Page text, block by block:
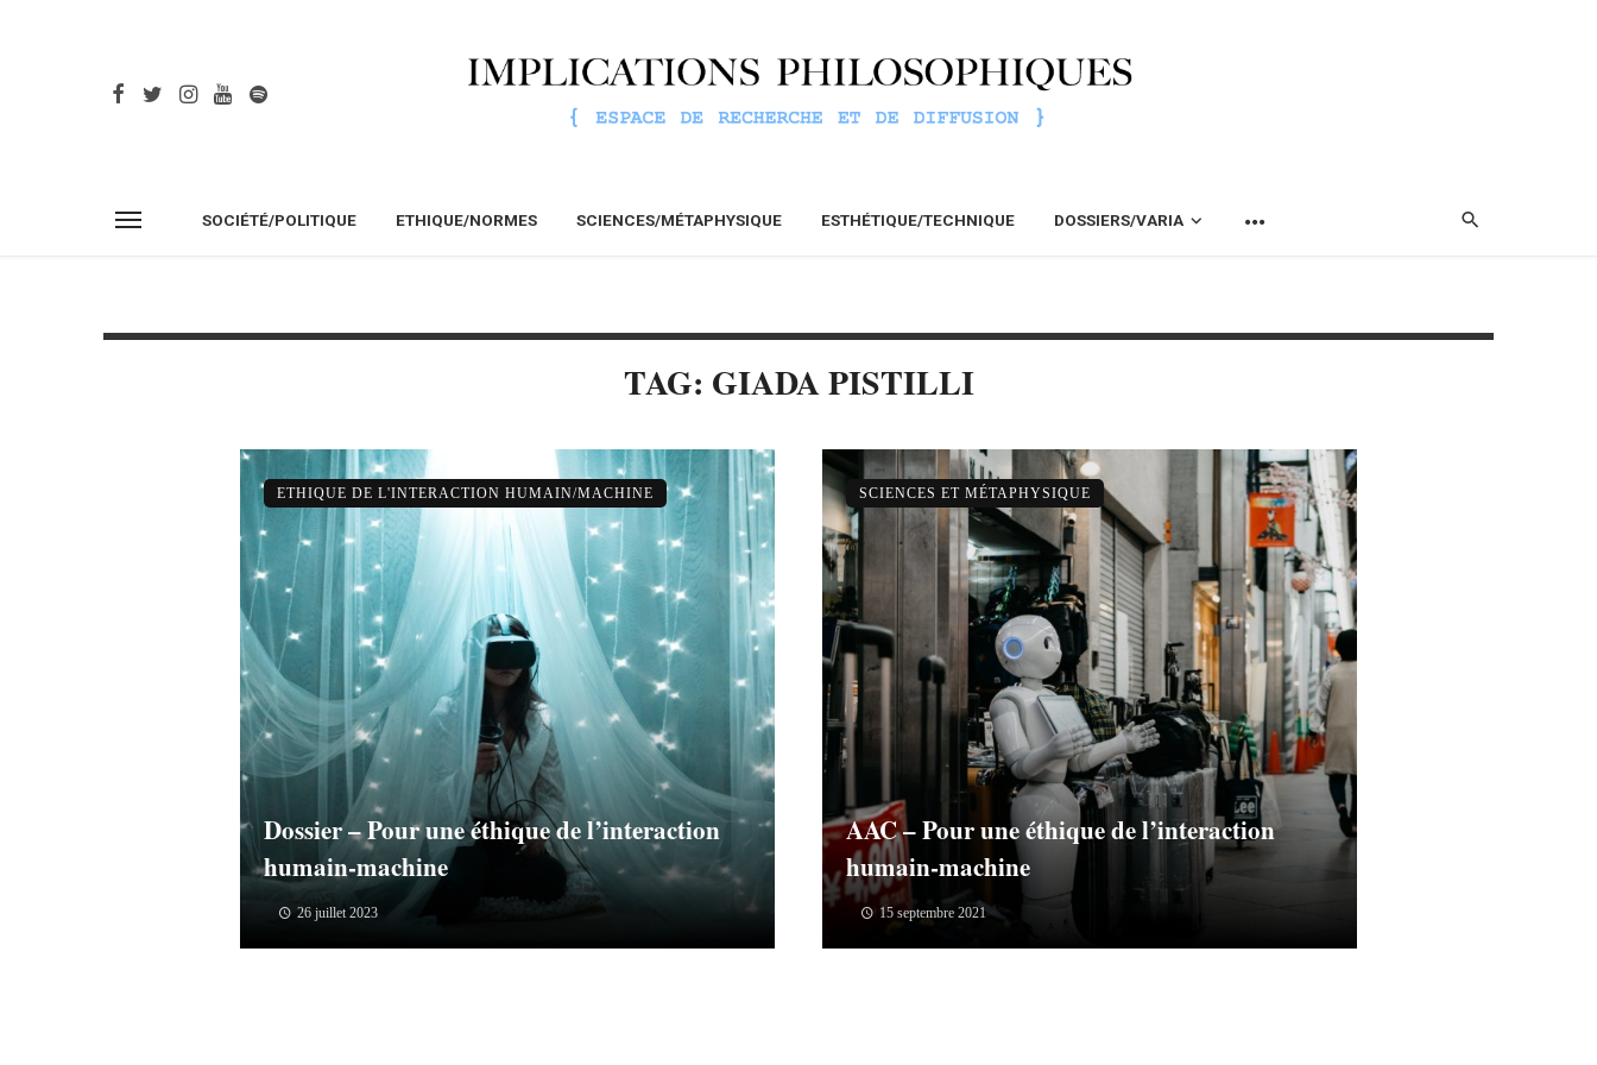
SOCIÉTÉ/POLITIQUE ETHIQUE/NORMES SCIENCES/MÉTAPHYSIQUE ESTHÉTIQUE/TECHNIQUE DOSSIERS/VARIA
TAG: GIADA PISTILLI
Dossier – Pour une éthique de l’interaction
humain-machine
26 juillet 2023
ETHIQUE DE L'INTERACTION HUMAIN/MACHINE
AAC – Pour une éthique de l’interaction
humain-machine
15 septembre 2021
SCIENCES ET MÉTAPHYSIQUE